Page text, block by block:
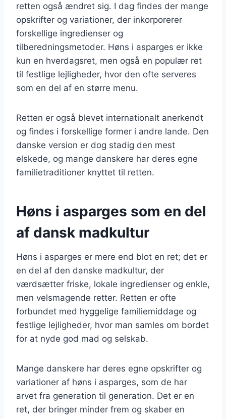
retten også ændret sig. I dag findes der mange
opskrifter og variationer, der inkorporerer
forskellige ingredienser og
tilberedningsmetoder. Høns i asparges er ikke
kun en hverdagsret, men også en populær ret
til festlige lejligheder, hvor den ofte serveres
som en del af en større menu.
Retten er også blevet internationalt anerkendt
og findes i forskellige former i andre lande. Den
danske version er dog stadig den mest
elskede, og mange danskere har deres egne
familietraditioner knyttet til retten.
Høns i asparges som en del
af dansk madkultur
Høns i asparges er mere end blot en ret; det er
en del af den danske madkultur, der
værdsætter friske, lokale ingredienser og enkle,
men velsmagende retter. Retten er ofte
forbundet med hyggelige familiemiddage og
festlige lejligheder, hvor man samles om bordet
for at nyde god mad og selskab.
Mange danskere har deres egne opskrifter og
variationer af høns i asparges, som de har
arvet fra generation til generation. Det er en
ret, der bringer minder frem og skaber en